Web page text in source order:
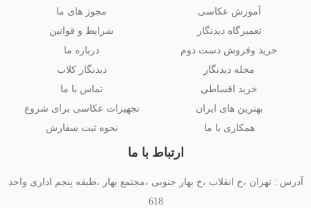
آموزش عکاسی
تعمیرگاه دیدنگار
خرید وفروش دست دوم
مجله دیدنگار
خرید اقساطی
بهترین های ایران
همکاری با ما
مجوز های ما
شرایط و قوانین
درباره ما
دیدنگار کلاب
تماس با ما
تجهیزات عکاسی برای شروع
نحوه ثبت سفارش
ارتباط با ما
آدرس : تهران ،خ انقلاب ،خ بهار جنوبی ،مجتمع بهار ،طبقه پنجم اداری واحد
618